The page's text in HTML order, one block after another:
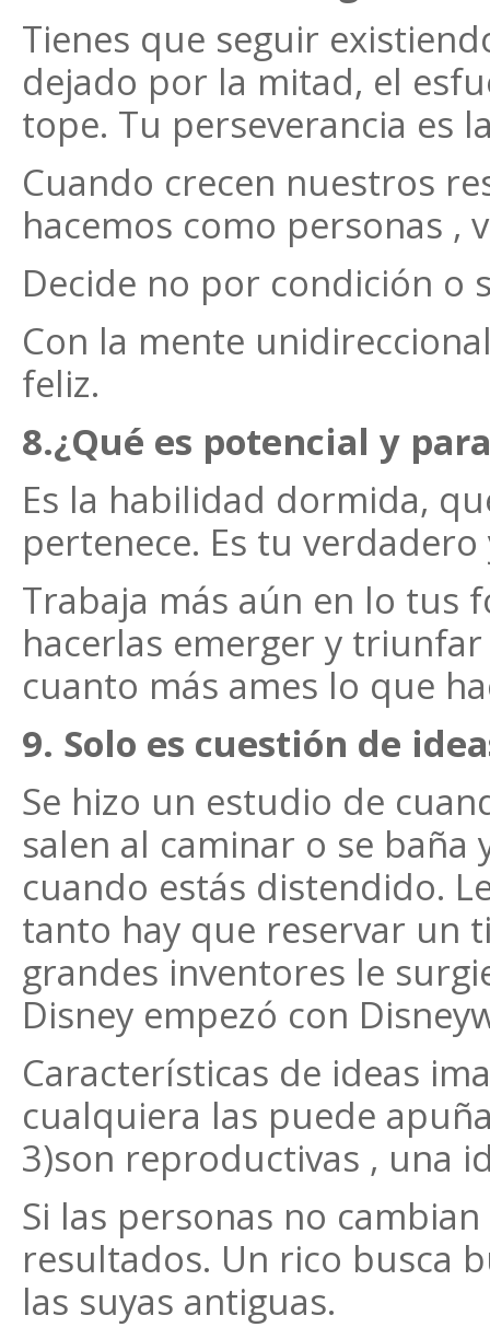
Tienes que seguir
dejado por la mitad, el
tope. Tu perseverancia es
Cuando crecen nuestros
hacemos como personas ,
Decide no por condición o
Con la mente
feliz.
8.¿Qué es potencial y
Es la habilidad dormida,
pertenece. Es tu verdadero
Trabaja más aún en lo tus
hacerlas emerger y triunfar
cuanto más ames lo que
9. Solo es cuestión de
Se hizo un estudio de
salen al caminar o se baña
cuando estás distendido.
tanto hay que reservar un
grandes inventores le
Disney empezó con
Características de ideas
cualquiera las puede
3)son reproductivas , una
Si las personas no
resultados. Un rico busca
las suyas antiguas.